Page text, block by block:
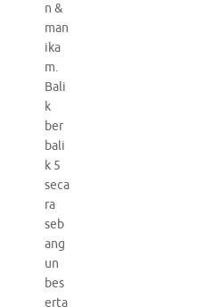
n &
man
ika
m.
Bali
k
ber
bali
k 5
seca
ra
seb
ang
un
bes
erta